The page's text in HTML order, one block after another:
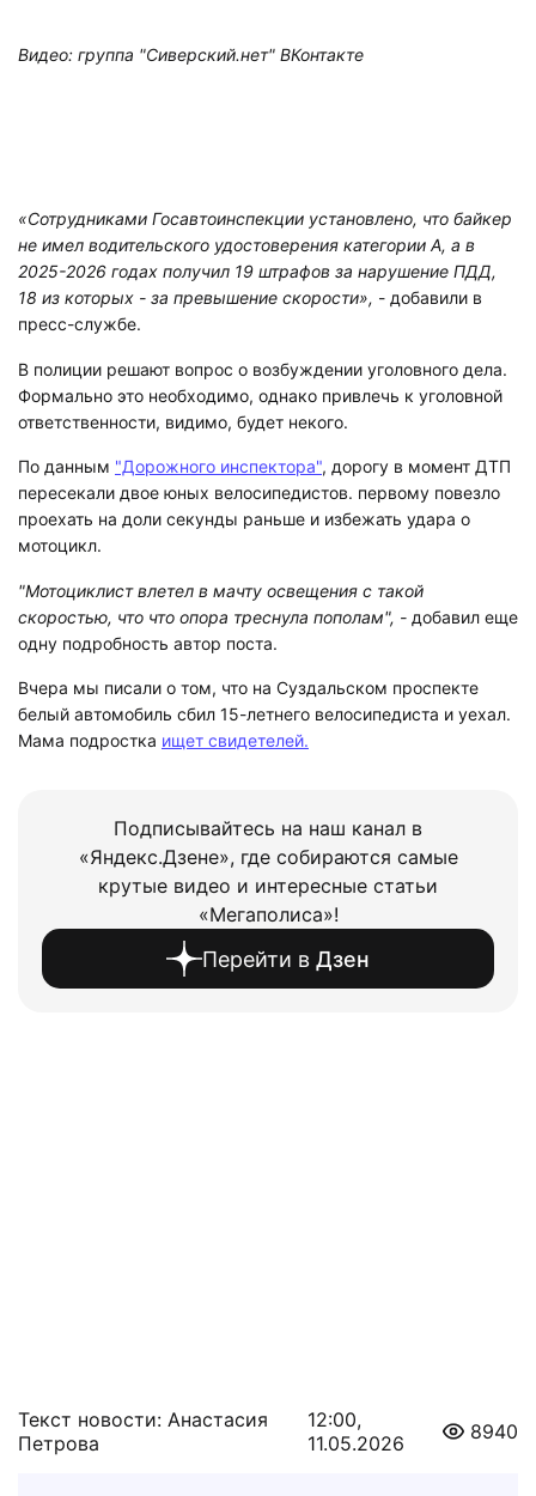
Видео: группа "Сиверский.нет" ВКонтакте
«Сотрудниками Госавтоинспекции установлено, что байкер
не имел водительского удостоверения категории А, а в
2025-2026 годах получил 19 штрафов за нарушение ПДД,
18 из которых - за превышение скорости», - добавили в
пресс-службе.
В полиции решают вопрос о возбуждении уголовного дела.
Формально это необходимо, однако привлечь к уголовной
ответственности, видимо, будет некого.
По данным "Дорожного инспектора", дорогу в момент ДТП
пересекали двое юных велосипедистов. первому повезло
проехать на доли секунды раньше и избежать удара о
мотоцикл.
"Мотоциклист влетел в мачту освещения с такой
скоростью, что что опора треснула пополам", - добавил еще
одну подробность автор поста.
Вчера мы писали о том, что на Суздальском проспекте
белый автомобиль сбил 15-летнего велосипедиста и уехал.
Мама подростка ищет свидетелей.
Подписывайтесь на наш канал в
«Яндекс.Дзене», где собираются самые
крутые видео и интересные статьи
«Мегаполиса»!
Перейти в Дзен
Текст новости: Анастасия
Петрова
12:00,
11.05.2026
8940